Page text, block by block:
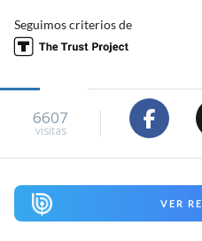
Seguimos criterios de
6607
visitas
VER